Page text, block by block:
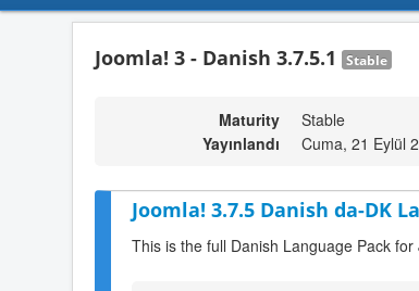
Joomla! 3 - Danish 3.7.5.1 Stable
Maturity
Stable
Yayınlandı
Cuma, 21 Eylül
Joomla! 3.7.5 Danish da-DK
This is the full Danish Language Pack